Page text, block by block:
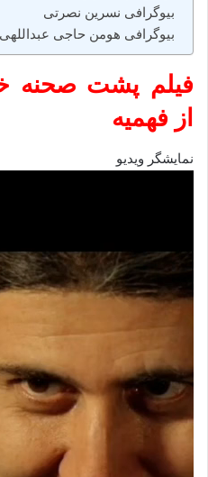
بیوگرافی نسرین نصرتی
بیوگرافی هومن حاجی‌ عبداللهی
فیلم پشت صحنه
از فهمیه
نمایشگر ویدیو